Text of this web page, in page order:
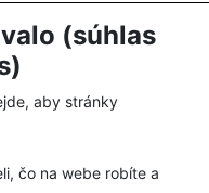
(súhlas
aby stránky
čo na webe robíte a
1 2